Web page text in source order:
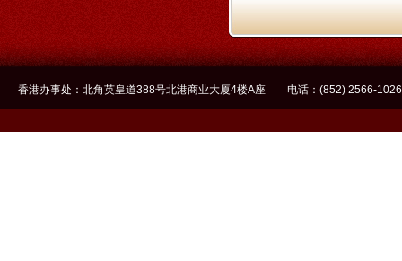
香港办事处：北角英皇道388号北港商业大厦4楼A座 电话：(852)